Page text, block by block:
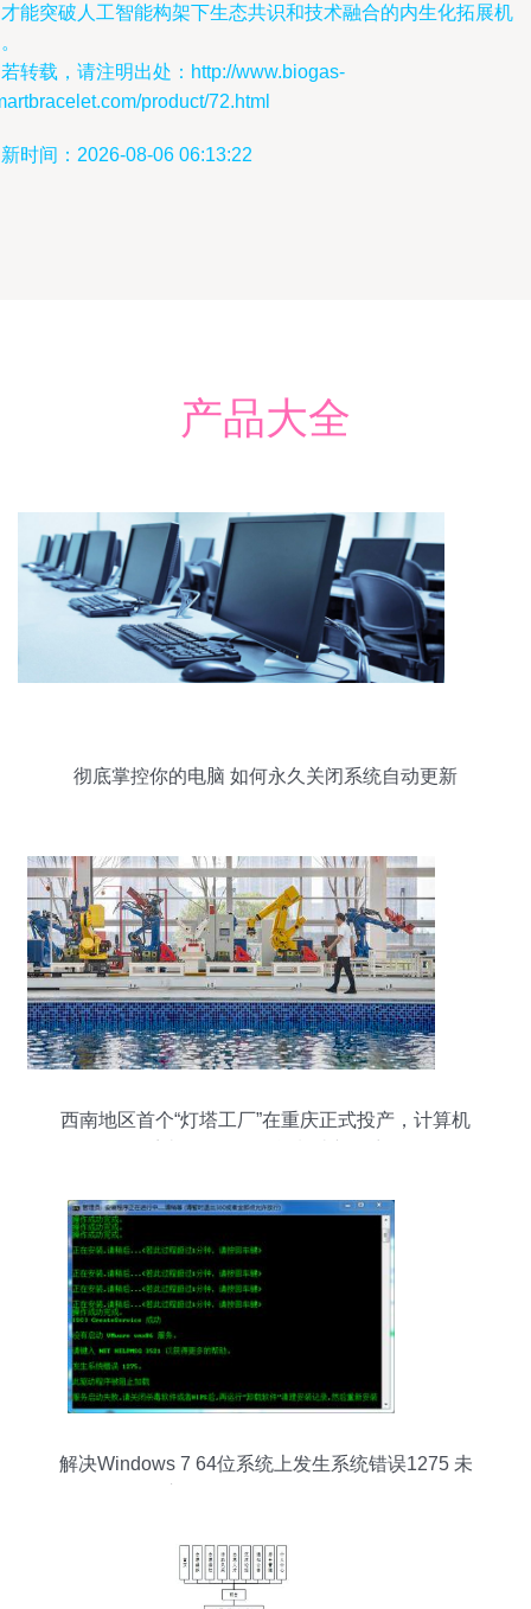
能突破人工智能构架下生态共识和技术融合的内生化拓展机
转载，请注明出处：http://www.biogas-
product/72.html
时间：2026-08-06 06:13:22
产品大全
彻底掌控你的电脑 如何永久关闭系统自动更新
西南地区首个“灯塔工厂”在重庆正式投产，计算机
解决Windows 7 64位系统上发生系统错误1275 未